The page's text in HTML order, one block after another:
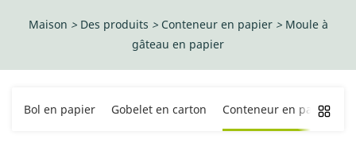
Maison > Des produits > Conteneur en papier > Moule à
gâteau en papier
Bol en papier Gobelet en carton Conteneur en papier